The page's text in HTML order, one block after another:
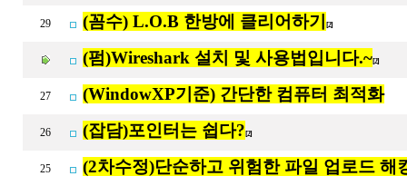
29 (꼼수) L.O.B 한방에 클리어하기 [2]
(펌)Wireshark 설치 및 사용법입니다.~[2]
27 (WindowXP기준) 간단한 컴퓨터 최적화
26 (잡담)포인터는 쉽다? [2]
25 (2차수정)단순하고 위험한 파일 업로드 해